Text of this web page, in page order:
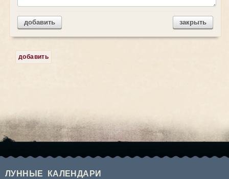
добавить закрыть
добавить
ЛУННЫЕ КАЛЕНДАРИ